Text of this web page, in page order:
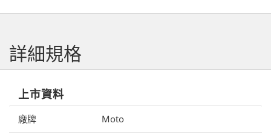
詳細規格
上市資料
廠牌 Moto